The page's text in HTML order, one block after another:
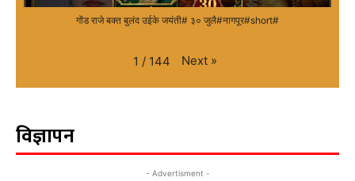
गोंड राजे बक्त बुलंद उईके जयंती# ३० जुलै#नागपूर#short#
1 / 144 Next »
विज्ञापन
- Advertisment -